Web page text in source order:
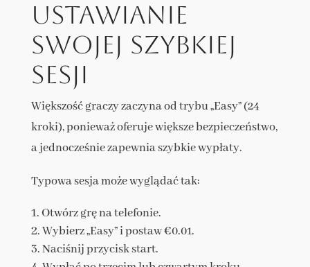
Ustawianie
swojej szybkiej
sesji
Większość graczy zaczyna od trybu „Easy” (24
kroki), ponieważ oferuje większe bezpieczeństwo,
a jednocześnie zapewnia szybkie wypłaty.
Typowa sesja może wyglądać tak:
Otwórz grę na telefonie.
Wybierz „Easy” i postaw €0.01.
Naciśnij przycisk start.